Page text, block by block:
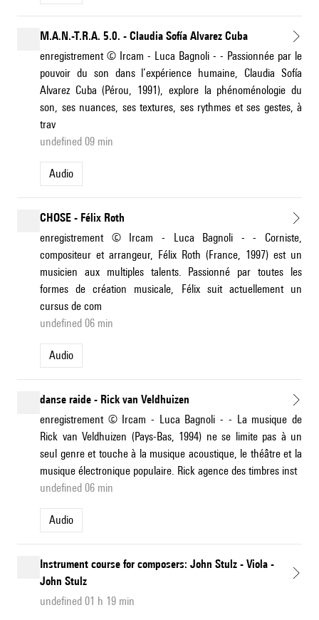
M.A.N.-T.R.A. 5.0. - Claudia Sofía Alvarez Cuba
enregistrement © Ircam - Luca Bagnoli - - Passionnée par le
pouvoir du son dans l’expérience humaine, Claudia Sofía
Alvarez Cuba (Pérou, 1991), explore la phénoménologie du
son, ses nuances, ses textures, ses rythmes et ses gestes, à
trav
undefined 09 min
Audio
CHOSE - Félix Roth
enregistrement © Ircam - Luca Bagnoli - - Corniste,
compositeur et arrangeur, Félix Roth (France, 1997) est un
musicien aux multiples talents. Passionné par toutes les
formes de création musicale, Félix suit actuellement un
cursus de com
undefined 06 min
Audio
danse raide - Rick van Veldhuizen
enregistrement © Ircam - Luca Bagnoli - - La musique de
Rick van Veldhuizen (Pays-Bas, 1994) ne se limite pas à un
seul genre et touche à la musique acoustique, le théâtre et la
musique électronique populaire. Rick agence des timbres inst
undefined 06 min
Audio
Instrument course for composers: John Stulz - Viola -
John Stulz
undefined 01 h 19 min